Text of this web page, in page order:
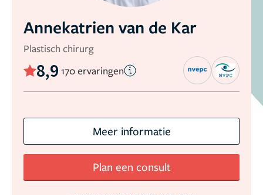
Annekatrien van de Kar
Plastisch chirurg
8,9 170 ervaringen
Meer informatie
Plan een consult